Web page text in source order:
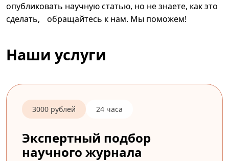
опубликовать научную статью, но не знаете, как это
сделать, обращайтесь к нам. Мы поможем!
Наши услуги
3000 рублей 24 часа
Экспертный подбор
научного журнала